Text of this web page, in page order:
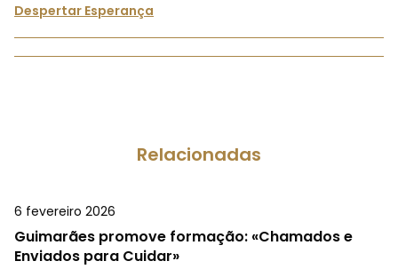
Despertar Esperança
Relacionadas
6 fevereiro 2026
Guimarães promove formação: «Chamados e
Enviados para Cuidar»